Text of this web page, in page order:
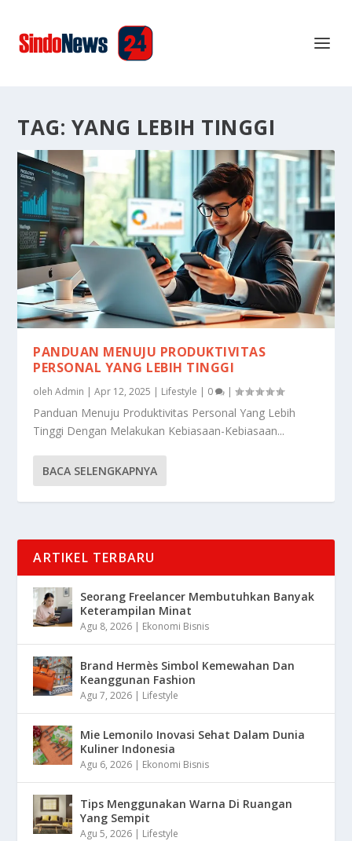
TAG: YANG LEBIH TINGGI
PANDUAN MENUJU PRODUKTIVITAS
PERSONAL YANG LEBIH TINGGI
olehAdmin |Apr 12, 2025 | Lifestyle | 0 |
Panduan Menuju Produktivitas Personal Yang Lebih
Tinggi Dengan Melakukan Kebiasaan-Kebiasaan...
BACA SELENGKAPNYA
ARTIKEL TERBARU
Seorang Freelancer Membutuhkan Banyak
Keterampilan Minat
Agu 8, 2026 | Ekonomi Bisnis
Brand Hermès Simbol Kemewahan Dan
Keanggunan Fashion
Agu 7, 2026 | Lifestyle
Mie Lemonilo Inovasi Sehat Dalam Dunia
Kuliner Indonesia
Agu 6, 2026 | Ekonomi Bisnis
Tips Menggunakan Warna Di Ruangan
Yang Sempit
Agu 5, 2026 | Lifestyle